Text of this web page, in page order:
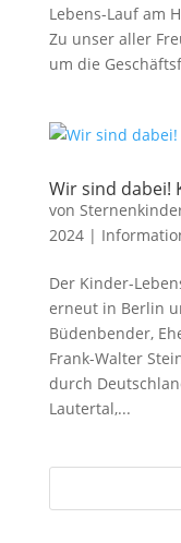
Lebens-Lauf am
Zu unser aller
um die
Wir sind dabei!
von
2024|
Der Kinder-
erneut in Berlin
Büdenbender,
Frank-Walter
durch
Lautertal,...